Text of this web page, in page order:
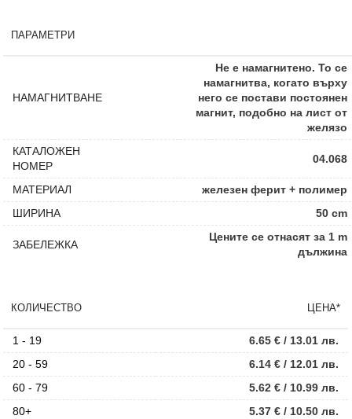
ПАРАМЕТРИ
НАМАГНИТВАНЕ
Не е намагнитено. То се
намагнитва, когато върху
него се постави постоянен
магнит, подобно на лист от
желязо
КАТАЛОЖЕН
НОМЕР
04.068
МАТЕРИАЛ
железен ферит + полимер
ШИРИНА
50 cm
ЗАБЕЛЕЖКА
Цените се отнасят за 1 m
дължина
КОЛИЧЕСТВО ЦЕНА*
1 - 19 6.65€ / 13.01 лв.
20 - 59
6.14€ / 12.01 лв.
60 - 79
5.62€ / 10.99 лв.
80+
5.37€ / 10.50 лв.